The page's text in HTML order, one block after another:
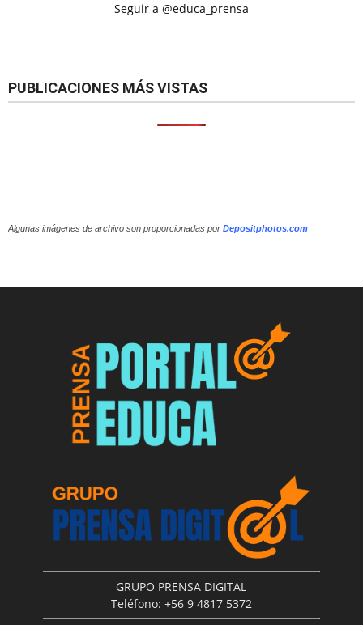
Seguir a @educa_prensa
PUBLICACIONES MÁS VISTAS
Algunas imágenes de archivo son proporcionadas por Depositphotos.com
GRUPO PRENSA DIGITAL
Teléfono: +56 9 4817 5372